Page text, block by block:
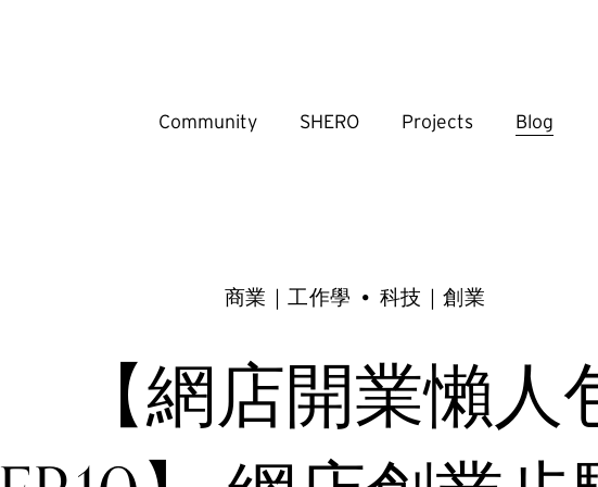
Community SHERO Projects Blog
【網店開業懶人
商業｜工作學 科技｜創業